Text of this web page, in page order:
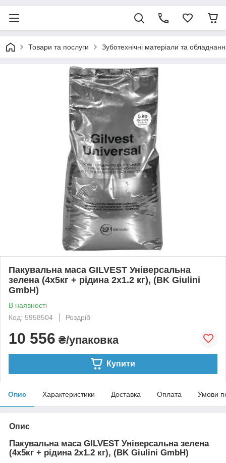
Товари та послуги Зуботехнічні матеріали та
Пакувальна маса GILVEST Універсальна
зелена (4х5кг + рідина 2x1.2 кг), (BK Giulini
GmbH)
В наявності
Код: 5958504
Роздріб
10 556 ₴/упаковка
Купити
Опис Характеристики Доставка Оплата Умови
Опис
Пакувальна маса GILVEST Універсальна зелена
(4х5кг + рідина 2x1.2 кг), (BK Giulini GmbH)